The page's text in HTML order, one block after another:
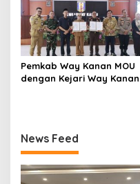
Pemkab Way Kanan MOU
dengan Kejari Way Kanan
News Feed